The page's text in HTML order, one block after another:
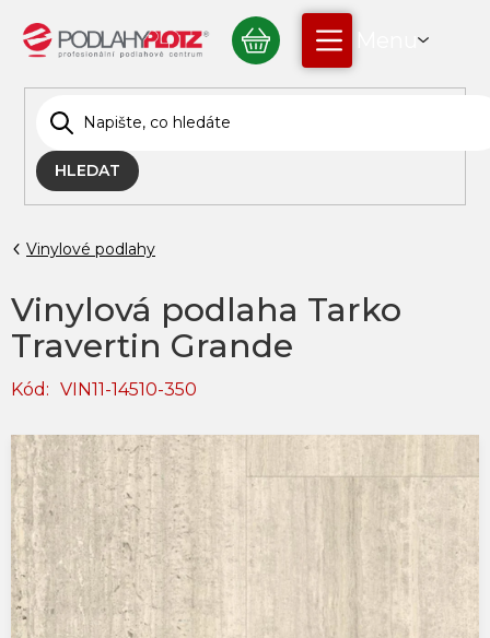
obsah
HLEDAT
NÁKUPNÍ
KOŠÍK
Vinylové podlahy
Vinylová podlaha Tarko
Travertin Grande
Kód: VIN11-14510-350